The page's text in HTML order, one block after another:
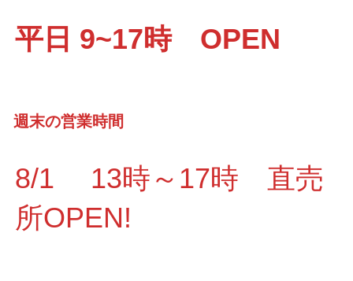
平日 9~17時 OPEN
週末の営業時間
8/1 13時～17時 直売
所OPEN!